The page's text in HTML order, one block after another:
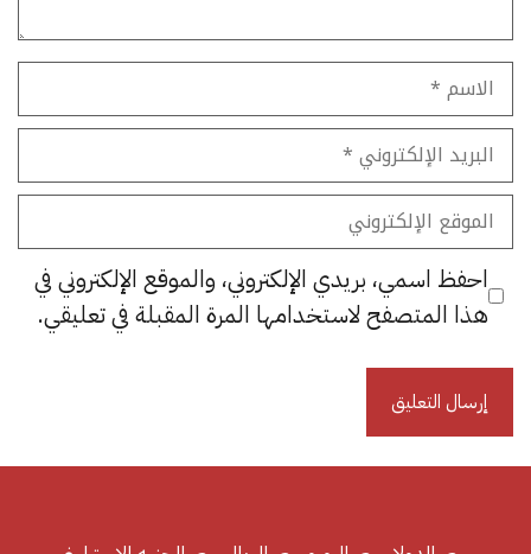
الاسم
البريد
الإلكتروني
الموقع
الإلكتروني
احفظ اسمي، بريدي الإلكتروني، والموقع الإلكتروني في
هذا المتصفح لاستخدامها المرة المقبلة في تعليقي.